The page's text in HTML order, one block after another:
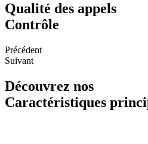
Qualité des appels
Contrôle
Précédent
Suivant
Découvrez nos
Caractéristiques